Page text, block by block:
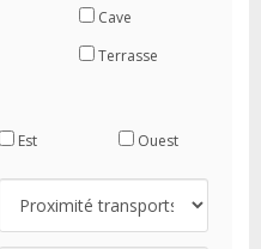
Cave
Terrasse
Est Ouest